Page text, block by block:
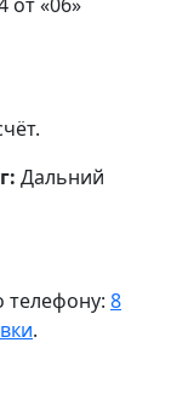
Дальний
телефону: 8
.